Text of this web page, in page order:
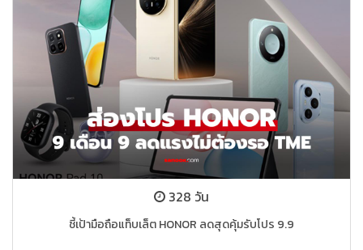
328 วัน
ชี้เป้ามือถือแท็บเล็ต HONOR ลดสุดคุ้มรับโปร 9.9